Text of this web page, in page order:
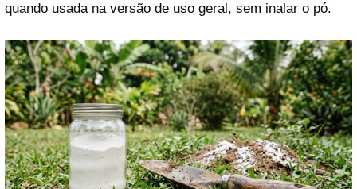
quando usada na versão de uso geral, sem inalar o pó.